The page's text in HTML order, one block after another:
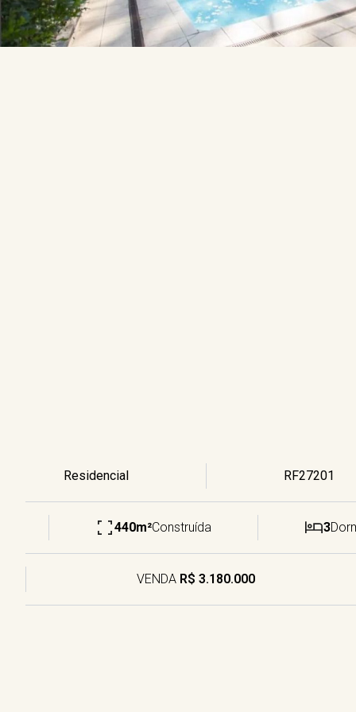
Residencial RF27201
440m²Construída 3
VENDA R$ 3.180.000